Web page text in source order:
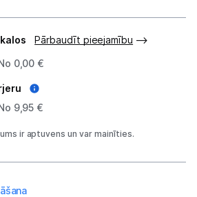
Pārbaudīt pieejamību
0,00 €
9,95 €
ir aptuvens un var mainīties.